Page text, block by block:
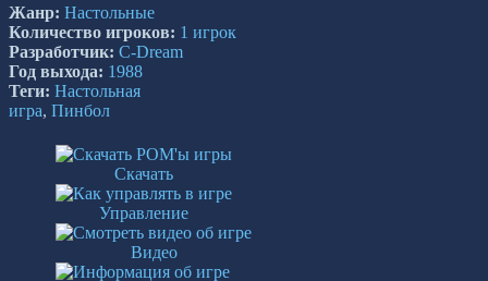
Жанр: Настольные
Количество игроков: 1 игрок
Разработчик: C-Dream
Год выхода: 1988
Теги: Настольная
игра, Пинбол
Скачать
Управление
Видео